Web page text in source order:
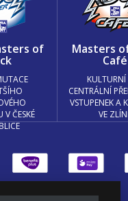
of
V ČESKÉ
Masters
Café
KULTURNÍ
CENTRÁLNÍ
VSTUPENEK A
VE